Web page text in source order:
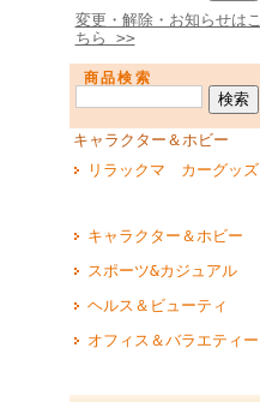
変更・解除・お知らせはこ
ちら >>
商品検索
キャラクター＆ホビー
リラックマ カーグッズ
キャラクター＆ホビー
スポーツ&カジュアル
ヘルス＆ビューティ
オフィス＆バラエティー